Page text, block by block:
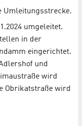
Umleitungsstrecke.
umgeleitet.
in der
eingerichtet.
und
wird
Obrikatstraße wird